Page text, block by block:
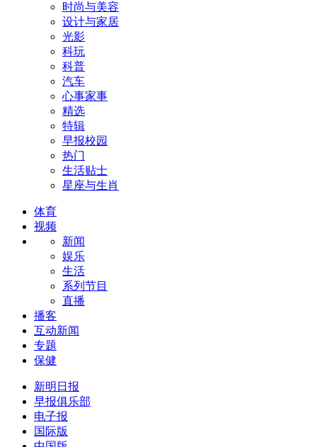
时尚与美容
设计与家居
光影
科玩
科普
汽车
心事家事
精选
特辑
早报校园
热门
生活贴士
星座与生肖
体育
视频
新闻
娱乐
生活
系列节目
直播
播客
互动新闻
专题
保健
新明日报
早报俱乐部
电子报
国际版